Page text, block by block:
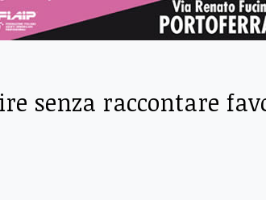
senza raccontare